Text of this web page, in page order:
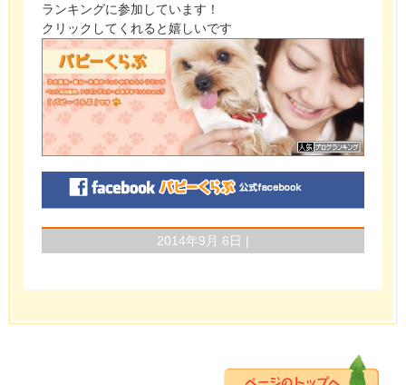
ランキングに参加しています！
クリックしてくれると嬉しいです
2014年9月 6日 |